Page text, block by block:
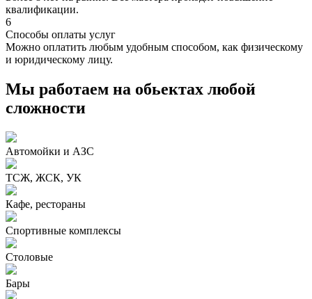
квалификации.
6
Способы оплаты услуг
Можно оплатить любым удобным способом, как физическому
и юридическому лицу.
Мы работаем на обьектах любой
сложности
Автомойки и АЗС
ТСЖ, ЖСК, УК
Кафе, рестораны
Спортивные комплексы
Столовые
Бары